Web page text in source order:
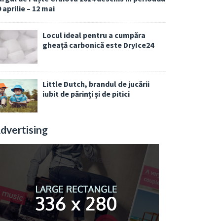
aprilie – 12 mai
Locul ideal pentru a cumpăra
gheață carbonică este DryIce24
Little Dutch, brandul de jucării
iubit de părinți și de pitici